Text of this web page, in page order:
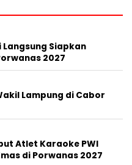
Siapkan
2027
Lampung di Cabor
Atlet Karaoke PWI
di Porwanas 2027